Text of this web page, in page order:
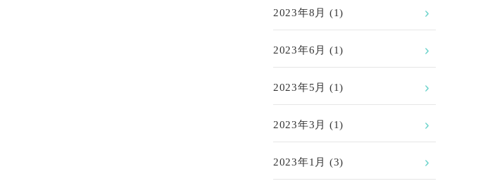
2023年8月 (1)
2023年6月 (1)
2023年5月 (1)
2023年3月 (1)
2023年1月 (3)